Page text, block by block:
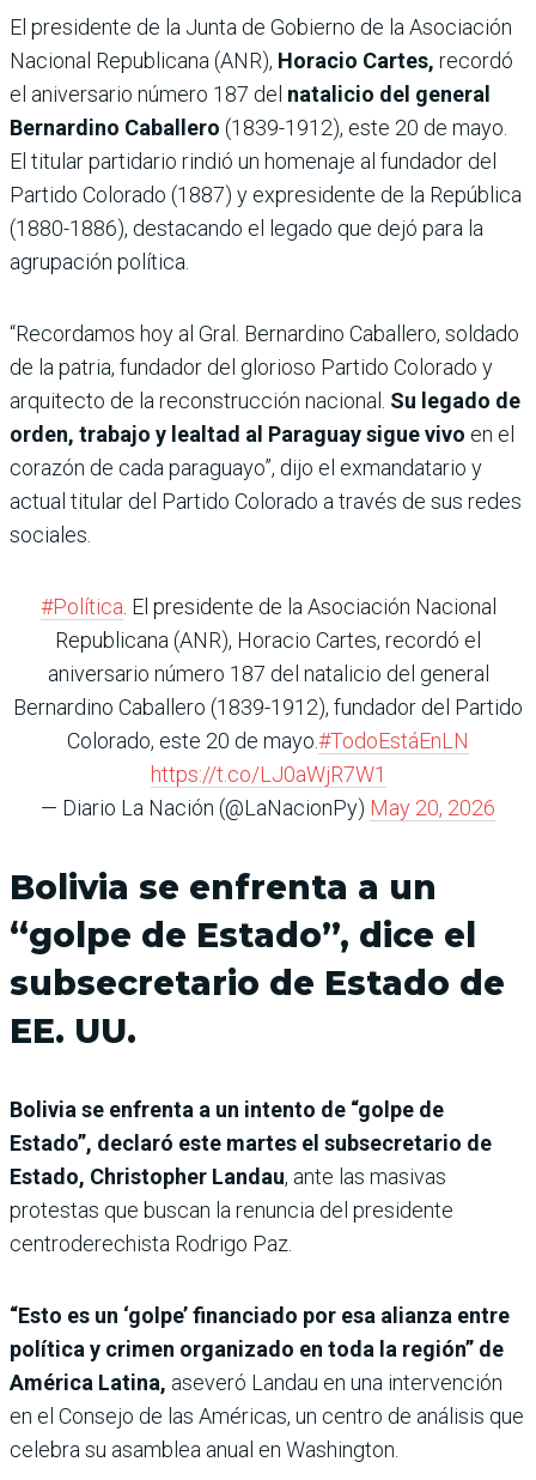
El presidente de la Junta de Gobierno de la Asociación
Nacional Republicana (ANR), Horacio Cartes, recordó
el aniversario número 187 del natalicio del general
Bernardino Caballero (1839-1912), este 20 de mayo.
El titular partidario rindió un homenaje al fundador del
Partido Colorado (1887) y expresidente de la República
(1880-1886), destacando el legado que dejó para la
agrupación política.
“Recordamos hoy al Gral. Bernardino Caballero, soldado
de la patria, fundador del glorioso Partido Colorado y
arquitecto de la reconstrucción nacional. Su legado de
orden, trabajo y lealtad al Paraguay sigue vivo en el
corazón de cada paraguayo”, dijo el exmandatario y
actual titular del Partido Colorado a través de sus redes
sociales.
#Política . El presidente de la Asociación Nacional
Republicana (ANR), Horacio Cartes, recordó el
aniversario número 187 del natalicio del general
Bernardino Caballero (1839-1912), fundador del Partido
Colorado, este 20 de mayo.#TodoEstáEnLN
https://t.co/LJ0aWjR7W1
— Diario La Nación (@LaNacionPy) May 20, 2026
Bolivia se enfrenta a un
“golpe de Estado”, dice el
subsecretario de Estado de
EE. UU.
Bolivia se enfrenta a un intento de “golpe de
Estado”, declaró este martes el subsecretario de
Estado, Christopher Landau, ante las masivas
protestas que buscan la renuncia del presidente
centroderechista Rodrigo Paz.
“Esto es un ‘golpe’ financiado por esa alianza entre
política y crimen organizado en toda la región” de
América Latina, aseveró Landau en una intervención
en el Consejo de las Américas, un centro de análisis que
celebra su asamblea anual en Washington.